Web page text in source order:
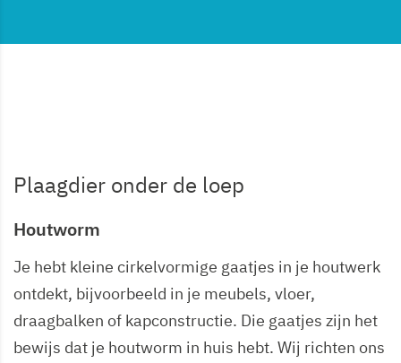
Plaagdier onder de loep
Houtworm
Je hebt kleine cirkelvormige gaatjes in je houtwerk
ontdekt, bijvoorbeeld in je meubels, vloer,
draagbalken of kapconstructie. Die gaatjes zijn het
bewijs dat je houtworm in huis hebt. Wij richten ons